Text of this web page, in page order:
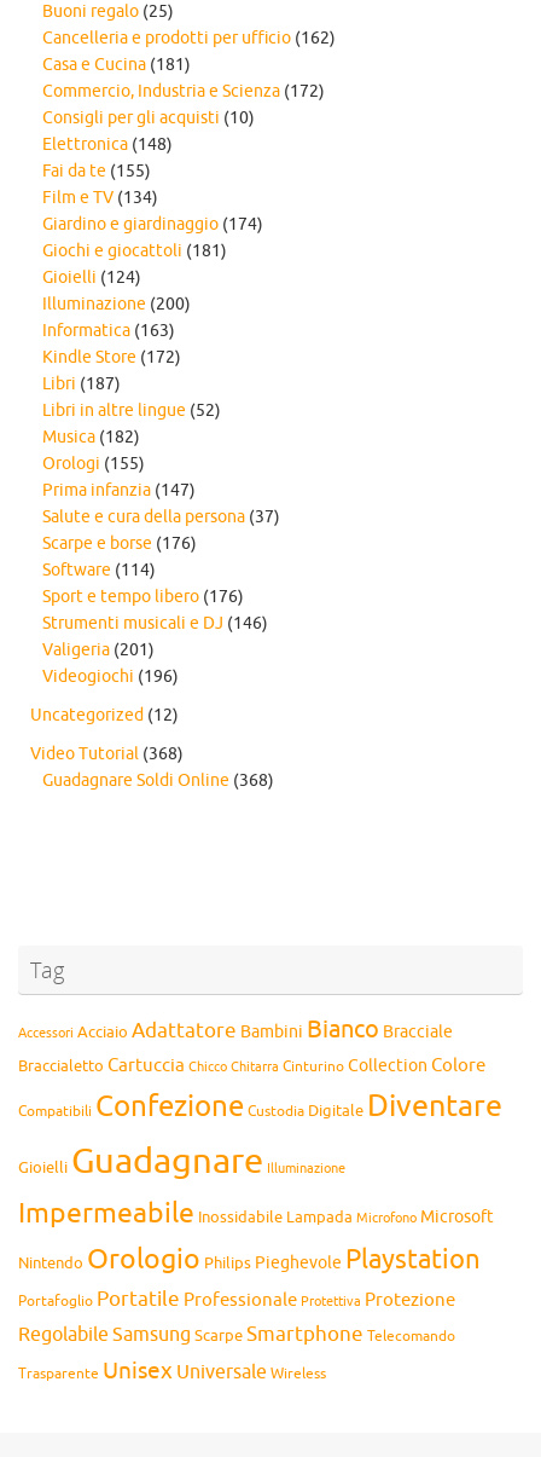
Buoni regalo (25)
Cancelleria e prodotti per ufficio (162)
Casa e Cucina (181)
Commercio, Industria e Scienza (172)
Consigli per gli acquisti (10)
Elettronica (148)
Fai da te (155)
Film e TV (134)
Giardino e giardinaggio (174)
Giochi e giocattoli (181)
Gioielli (124)
Illuminazione (200)
Informatica (163)
Kindle Store (172)
Libri (187)
Libri in altre lingue (52)
Musica (182)
Orologi (155)
Prima infanzia (147)
Salute e cura della persona (37)
Scarpe e borse (176)
Software (114)
Sport e tempo libero (176)
Strumenti musicali e DJ (146)
Valigeria (201)
Videogiochi (196)
Uncategorized (12)
Video Tutorial (368)
Guadagnare Soldi Online (368)
Tag
Accessori Acciaio Adattatore Bambini Bianco Bracciale
Braccialetto Cartuccia Chicco Chitarra Cinturino Collection Colore
Compatibili Confezione Custodia Digitale Diventare
Gioielli Guadagnare Illuminazione
Impermeabile Inossidabile Lampada Microfono Microsoft
Nintendo Orologio Philips Pieghevole Playstation
Portafoglio Portatile Professionale Protettiva Protezione
Regolabile Samsung ScarpeSmartphone Telecomando
Trasparente Unisex Universale Wireless